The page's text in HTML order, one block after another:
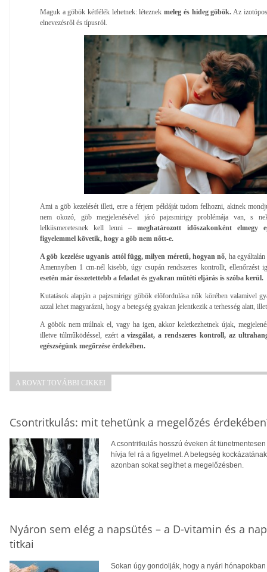
Maguk a göbök kétfélék lehetnek: léteznekmeleg és hideg göbök. Az
elnevezésről és típusról.
Ami a göb kezelését illeti, erre a férjem példáját tudom felhozni, akinek
nem okozó, göb megjelenésével járó pajzsmirigy problémája van, s
lelkiismeretesnek kell lenni –meghatározott időszakonként elmegy
figyelemmel követik, hogy a göb nem nőtt-e.
A göb kezelése ugyanis attól függ, milyen méretű, hogyan nő , ha
Amennyiben 1 cm-nél kisebb, úgy csupán rendszeres kontrollt, ellenőrzést
esetén már összetettebb a feladat és gyakran műtéti eljárás is szóba kerül.
Kutatások alapján a pajzsmirigy göbök előfordulása nők körében valamivel
azzal lehet magyarázni, hogy a betegség gyakran jelentkezik a terhesség alatt,
A göbök nem múlnak el, vagy ha igen, akkor keletkezhetnek újak,
illetve túlműködéssel, ezért a vizsgálat, a rendszeres kontroll, az
egészségünk megőrzése érdekében.
A ROVAT TOVÁBBI CIKKEI
Csontritkulás: mit tehetünk a megelőzés
A csontritkulás hosszú éveken át
hívja fel rá a figyelmet. A betegség
azonban sokat segíthet a megelőzésben.
Nyáron sem elég a napsütés – a D-vitamin és a
titkai
Sokan úgy gondolják, hogy a nyári